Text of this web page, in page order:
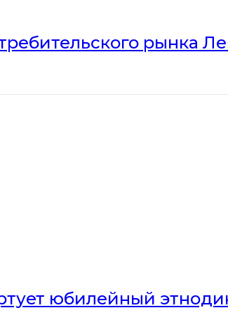
рынка
юбилейный